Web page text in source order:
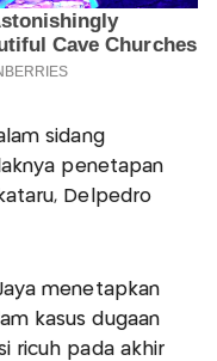
sidang
penetapan
Delpedro
menetapkan
kasus dugaan
ricuh pada akhir